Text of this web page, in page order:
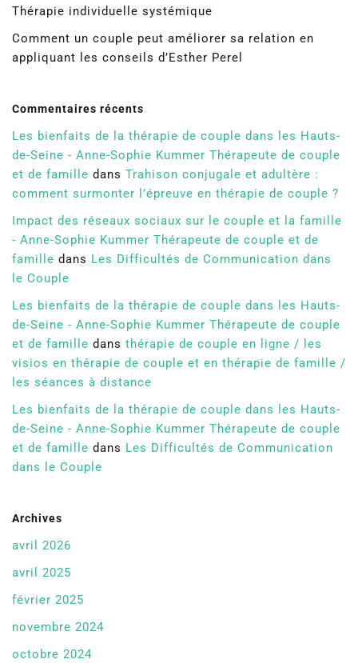
Thérapie individuelle systémique
Comment un couple peut améliorer sa relation en
appliquant les conseils d’Esther Perel
Commentaires récents
Les bienfaits de la thérapie de couple dans les Hauts-
de-Seine - Anne-Sophie Kummer Thérapeute de couple
et de famille dans Trahison conjugale et adultère :
comment surmonter l’épreuve en thérapie de couple ?
Impact des réseaux sociaux sur le couple et la famille
- Anne-Sophie Kummer Thérapeute de couple et de
famille dans Les Difficultés de Communication dans
le Couple
Les bienfaits de la thérapie de couple dans les Hauts-
de-Seine - Anne-Sophie Kummer Thérapeute de couple
et de famille dans thérapie de couple en ligne / les
visios en thérapie de couple et en thérapie de famille /
les séances à distance
Les bienfaits de la thérapie de couple dans les Hauts-
de-Seine - Anne-Sophie Kummer Thérapeute de couple
et de famille dans Les Difficultés de Communication
dans le Couple
Archives
avril 2026
avril 2025
février 2025
novembre 2024
octobre 2024